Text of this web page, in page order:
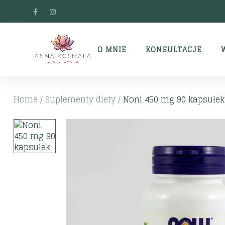
O MNIE KONSULTACJE
Home / Suplementy diety/ Noni 450 mg 90 kapsułek